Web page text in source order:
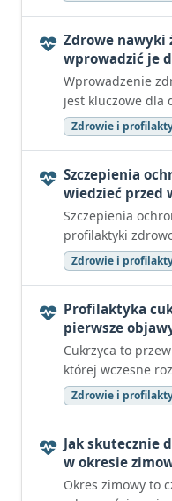
Zdrowe nawyki
wprowadzić je
Wprowadzenie
jest kluczowe dla
Zdrowie i
Szczepienia
wiedzieć przed
Szczepienia
profilaktyki
Zdrowie i
Profilaktyka
pierwsze
Cukrzyca to
której wczesne
Zdrowie i
Jak skutecznie
w okresie
Okres zimowy to